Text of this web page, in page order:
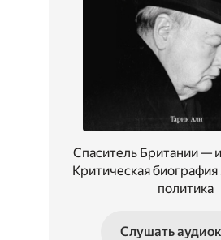
Спаситель Британии —
Критическая
политика
Слушать